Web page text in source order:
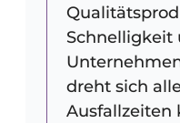
Schnelligkeit
dreht sich
Ausfallzeiten